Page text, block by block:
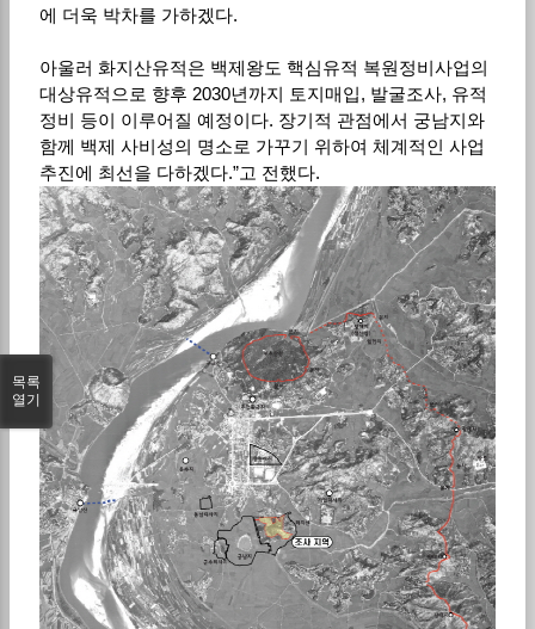
에 더욱 박차를 가하겠다.
아울러 화지산유적은 백제왕도 핵심유적 복원정비사업의
대상유적으로 향후 2030년까지 토지매입, 발굴조사, 유적
정비 등이 이루어질 예정이다. 장기적 관점에서 궁남지와
함께 백제 사비성의 명소로 가꾸기 위하여 체계적인 사업
추진에 최선을 다하겠다.”고 전했다.
목록
열기